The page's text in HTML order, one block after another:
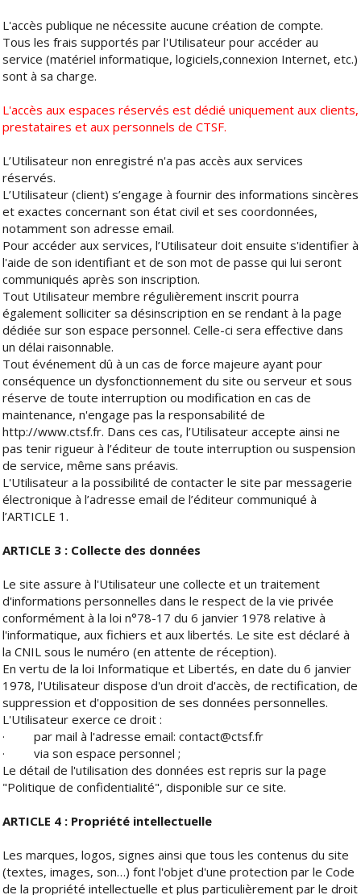
L'accès publique ne nécessite aucune création de compte.
Tous les frais supportés par l'Utilisateur pour accéder au
service (matériel informatique, logiciels,connexion Internet, etc.)
sont à sa charge.
L'accès aux espaces réservés est dédié uniquement aux clients,
prestataires et aux personnels de CTSF.
L’Utilisateur non enregistré n'a pas accès aux services
réservés.
L’Utilisateur (client) s’engage à fournir des informations sincères
et exactes concernant son état civil et ses coordonnées,
notamment son adresse email.
Pour accéder aux services, l’Utilisateur doit ensuite s'identifier à
l'aide de son identifiant et de son mot de passe qui lui seront
communiqués après son inscription.
Tout Utilisateur membre régulièrement inscrit pourra
également solliciter sa désinscription en se rendant à la page
dédiée sur son espace personnel. Celle-ci sera effective dans
un délai raisonnable.
Tout événement dû à un cas de force majeure ayant pour
conséquence un dysfonctionnement du site ou serveur et sous
réserve de toute interruption ou modification en cas de
maintenance, n'engage pas la responsabilité de
http://www.ctsf.fr. Dans ces cas, l’Utilisateur accepte ainsi ne
pas tenir rigueur à l’éditeur de toute interruption ou suspension
de service, même sans préavis.
L'Utilisateur a la possibilité de contacter le site par messagerie
électronique à l’adresse email de l’éditeur communiqué à
l’ARTICLE 1.
ARTICLE 3 : Collecte des données
Le site assure à l'Utilisateur une collecte et un traitement
d'informations personnelles dans le respect de la vie privée
conformément à la loi n°78-17 du 6 janvier 1978 relative à
l'informatique, aux fichiers et aux libertés. Le site est déclaré à
la CNIL sous le numéro (en attente de réception).
En vertu de la loi Informatique et Libertés, en date du 6 janvier
1978, l'Utilisateur dispose d'un droit d'accès, de rectification, de
suppression et d'opposition de ses données personnelles.
L'Utilisateur exerce ce droit :
·
par mail à l'adresse email: contact@ctsf.fr
·
via son espace personnel ;
Le détail de l'utilisation des données est repris sur la page
"Politique de confidentialité", disponible sur ce site.
ARTICLE 4 : Propriété intellectuelle
Les marques, logos, signes ainsi que tous les contenus du site
(textes, images, son…) font l'objet d'une protection par le Code
de la propriété intellectuelle et plus particulièrement par le droit